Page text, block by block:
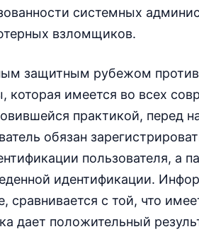
системных
взломщиков.
защитным рубежом против
которая имеется во всех
практикой, перед
обязан
пользователя, а
идентификации.
сравнивается с той, что
дает положительный